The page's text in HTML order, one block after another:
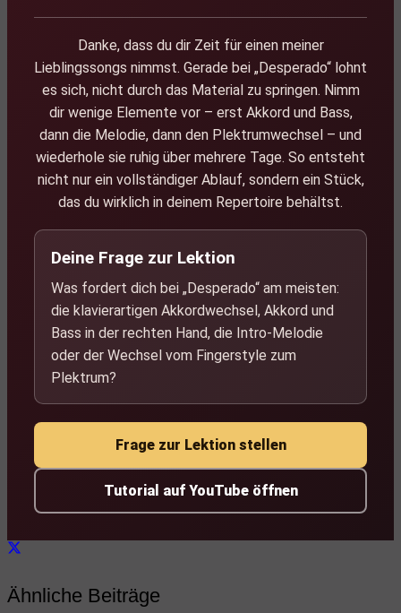
Danke, dass du dir Zeit für einen meiner
Lieblingssongs nimmst. Gerade bei „Desperado“ lohnt
es sich, nicht durch das Material zu springen. Nimm
dir wenige Elemente vor – erst Akkord und Bass,
dann die Melodie, dann den Plektrumwechsel – und
wiederhole sie ruhig über mehrere Tage. So entsteht
nicht nur ein vollständiger Ablauf, sondern ein Stück,
das du wirklich in deinem Repertoire behältst.
Deine Frage zur Lektion
Was fordert dich bei „Desperado“ am meisten:
die klavierartigen Akkordwechsel, Akkord und
Bass in der rechten Hand, die Intro-Melodie
oder der Wechsel vom Fingerstyle zum
Plektrum?
Frage zur Lektion stellen
Tutorial auf YouTube öffnen
Ähnliche Beiträge